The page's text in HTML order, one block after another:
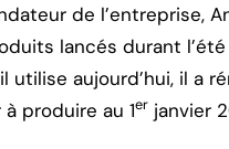
de l’entreprise,
lancés durant l’été
utilise aujourd’hui, il a
produire au 1er janvier